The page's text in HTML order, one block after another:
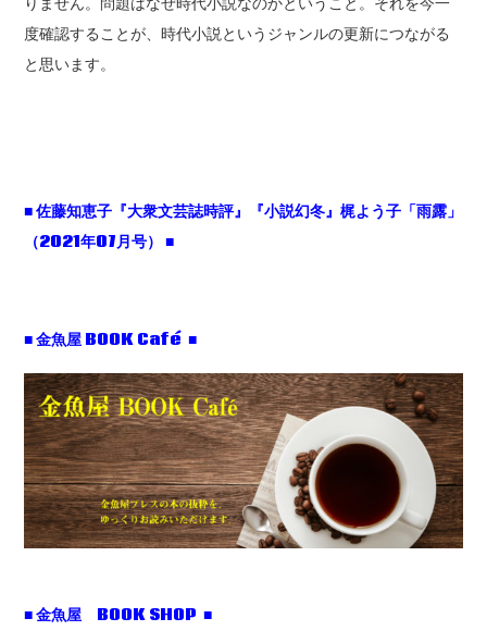
度確認することが、時代小説というジャンルの更新につながる
と思います。
■ 佐藤知恵子『大衆文芸誌時評』『小説幻冬』梶よう子「雨露」
（2021年07月号） ■
■ 金魚屋 BOOK Café ■
■ 金魚屋 BOOK SHOP ■